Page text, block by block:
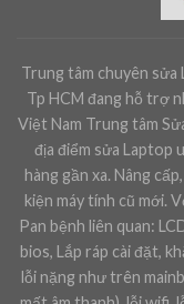
Trung tâm chuyên
Tp HCM đang hỗ trợ
Việt Nam Trung tâm
địa điểm sửa Laptop
hàng gần xa. Nâng
kiện máy tính cũ mới.
Pan bệnh liên quan:
bios, Lắp ráp cài đặt,
lỗi nặng như trên